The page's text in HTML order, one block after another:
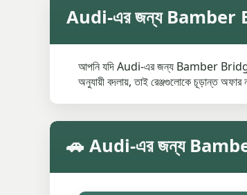
Audi-এর জন্য Bamber
আপনি যদি Audi-এর জন্য Bamber Bridge-এ
অনুযায়ী বদলায়, তাই রেঞ্জগুলোকে চূড়ান্ত অফার
🚗 Audi-এর জন্য Bamber